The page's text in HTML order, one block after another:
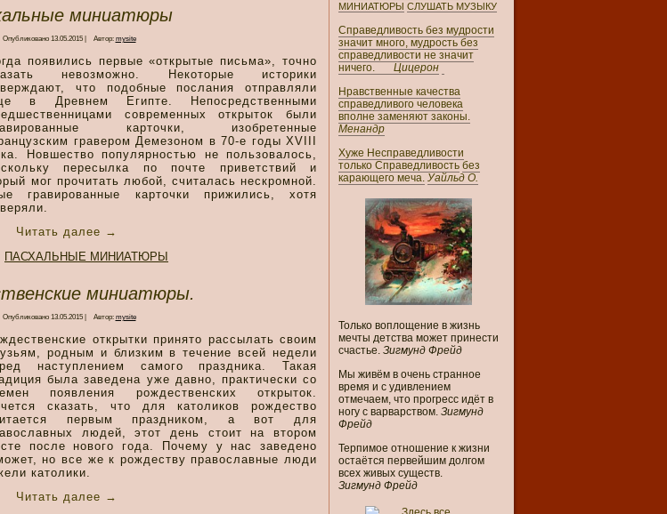
миниатюры
Опубликовано 13.05.2015| Автор: mysite
появились первые «открытые письма», точно
невозможно. Некоторые историки
что подобные послания отправляли
в Древнем Египте. Непосредственными
современных открыток были
карточки, изобретенные
гравером Демезоном в 70-е годы XVIII
Новшество популярностью не пользовалось,
пересылка по почте приветствий и
мог прочитать любой, считалась нескромной.
карточки прижились, хотя
Читать далее →
ПАСХАЛЬНЫЕ МИНИАТЮРЫ
миниатюры.
Опубликовано 13.05.2015| Автор: mysite
открытки принято рассылать своим
родным и близким в течение всей недели
наступлением самого праздника. Такая
была заведена уже давно, практически со
появления рождественских открыток.
сказать, что для католиков рождество
первым праздником, а вот для
людей, этот день стоит на втором
после нового года. Почему у нас заведено
но все же к рождеству православные люди
католики.
Читать далее →
МИНИАТЮРЫ СЛУШАТЬ МУЗЫКУ
Справедливость без мудрости
значит много, мудрость без
справедливости не значит
ничего.
Цицерон
Нравственные качества
справедливого человека
вполне заменяют законы.
Менандр
Хуже Несправедливости
только Справедливость без
карающего меча. Уайльд О.
Только воплощение в жизнь
мечты детства может принести
счастье. Зигмунд Фрейд
Мы живём в очень странное
время и с удивлением
отмечаем, что прогресс идёт в
ногу с варварством. Зигмунд
Фрейд
Терпимое отношение к жизни
остаётся первейшим долгом
всех живых существ.
Зигмунд Фрейд